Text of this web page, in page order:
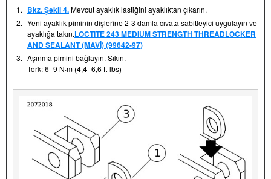
1. Bkz. Şekil 4.Mevcut ayaklık lastiğini ayaklıktan çıkarın.
2. Yeni ayaklık piminin dişlerine 2-3 damla cıvata sabitleyici uygulayın ve
ayaklığa takın.LOCTITE 243 MEDIUM STRENGTH THREADLOCKER
AND SEALANT (MAVİ) (99642-97)
3. Aşınma pimini bağlayın. Sıkın.
Tork: 6–9 N·m (4,4–6,6 ft-lbs)